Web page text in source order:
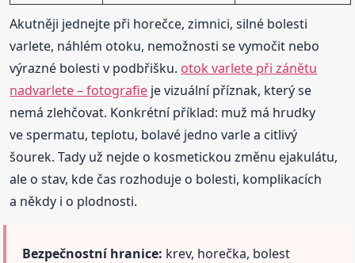
Akutněji jednejte při horečce, zimnici, silné bolesti
varlete, náhlém otoku, nemožnosti se vymočit nebo
výrazné bolesti v podbřišku. otok varlete při zánětu
nadvarlete – fotografie je vizuální příznak, který se
nemá zlehčovat. Konkrétní příklad: muž má hrudky
ve spermatu, teplotu, bolavé jedno varle a citlivý
šourek. Tady už nejde o kosmetickou změnu ejakulátu,
ale o stav, kde čas rozhoduje o bolesti, komplikacích
a někdy i o plodnosti.
Bezpečnostní hranice: krev, horečka, bolest